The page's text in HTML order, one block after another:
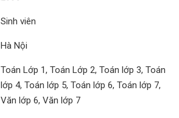
Sinh viên
Hà Nội
Toán Lớp 1, Toán Lớp 2, Toán lớp 3, Toán
lớp 4, Toán lớp 5, Toán lớp 6, Toán lớp 7,
Văn lớp 6, Văn lớp 7